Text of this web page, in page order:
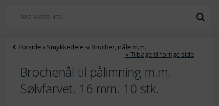
Forside » Smykkedele -» Brocher, nåle m.m.
«-Tilbage til forrige side
Brochenål til pålimning m.m.
Sølvfarvet. 16 mm. 10 stk.